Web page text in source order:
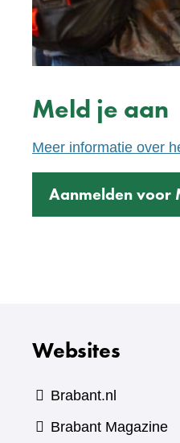
Meld je aan
Meer informatie over
Aanmelden voor
Websites
Brabant.nl
Brabant Magazine